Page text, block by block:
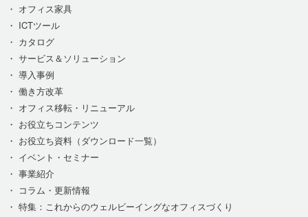
・ オフィス家具
・ ICTツール
・ カタログ
・ サービス＆ソリューション
・ 導入事例
・ 働き方改革
・ オフィス移転・リニューアル
・ お役立ちコンテンツ
・ お役立ち資料（ダウンロード一覧）
・ イベント・セミナー
・ 事業紹介
・ コラム・更新情報
・ 特集：これからのウェルビーイングなオフィスづくり